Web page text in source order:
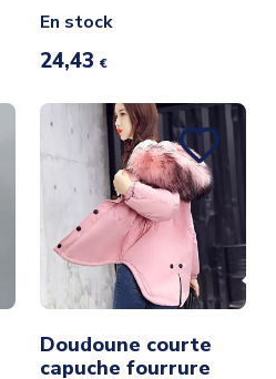
En stock
24,43 €
Doudoune courte
capuche fourrure